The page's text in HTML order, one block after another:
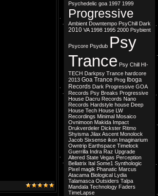
Psychedelic goa 1997 1999
Progressive
Ambient Downtempo PsyChill Dark
2010 VA 1998 1995 2000 Psybient
Psycore Psydub Psy
Trance Psy Chill HI-
TECH Darkpsy Trance hardcore
2013 Goa Trance Prog Iboga
Records Dark Progressive GOA
Records Psy Breaks Progressive
House Dacru Records Nano
Records Hardstyle house Deep
House Tech House LW
Recordings Minimal Mosaico
Ovnimoon Makida Impact
Drukverdeler Dickster Ritmo
Shyisma Jilax Ascent Monolock
Jacob Sixsense ikon Imaginarium
Owntrip Earthspace Timelock
Guerrilla Indra Raz Upgrade
Altered State Vegas Perception
Bellatrix Ital Some1 Synthologic
Pixel magik Phanatic Marcus
Atacama Biological Lydia
Talamasca Outsiders Talpa
Mandala Technology Faders
TimeLapse